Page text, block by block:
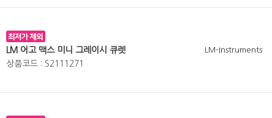
LM 어고 맥스 미니 그레이시 큐렛
상품코드 : S2111271
LM-Instruments